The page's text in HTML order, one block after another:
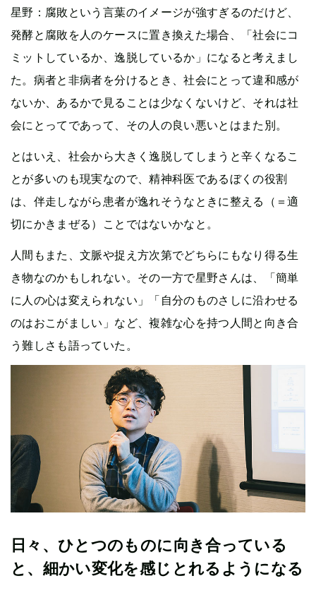
星野：腐敗という言葉のイメージが強すぎるのだけど、
発酵と腐敗を人のケースに置き換えた場合、「社会にコ
ミットしているか、逸脱しているか」になると考えまし
た。病者と非病者を分けるとき、社会にとって違和感が
ないか、あるかで見ることは少なくないけど、それは社
会にとってであって、その人の良い悪いとはまた別。
とはいえ、社会から大きく逸脱してしまうと辛くなるこ
とが多いのも現実なので、精神科医であるぼくの役割
は、伴走しながら患者が逸れそうなときに整える（＝適
切にかきまぜる）ことではないかなと。
人間もまた、文脈や捉え方次第でどちらにもなり得る生
き物なのかもしれない。その一方で星野さんは、「簡単
に人の心は変えられない」「自分のものさしに沿わせる
のはおこがましい」など、複雑な心を持つ人間と向き合
う難しさも語っていた。
日々、ひとつのものに向き合っている
と、細かい変化を感じとれるようになる